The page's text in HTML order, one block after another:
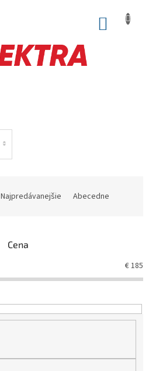
Najpredávanejšie Abecedne
Cena
€185